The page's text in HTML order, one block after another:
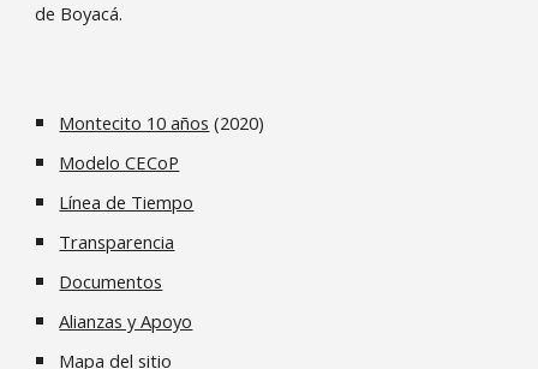
de Boyacá.
Montecito 10 años (2020)
Modelo CECoP
Línea de Tiempo
Transparencia
Documentos
Alianzas y Apoyo
Mapa del sitio